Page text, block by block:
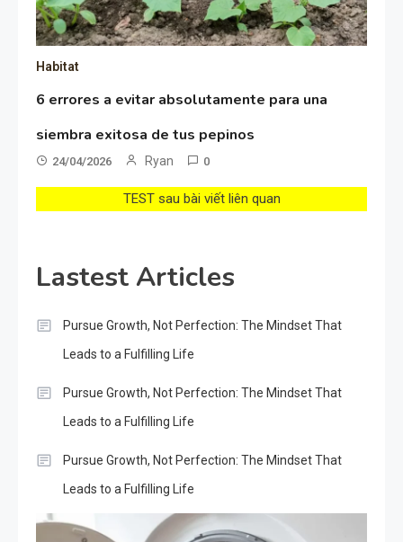
Habitat
6 errores a evitar absolutamente para una
siembra exitosa de tus pepinos
24/04/2026 Ryan 0
TEST sau bài viết liên quan
Lastest Articles
Pursue Growth, Not Perfection: The Mindset That
Leads to a Fulfilling Life
Pursue Growth, Not Perfection: The Mindset That
Leads to a Fulfilling Life
Pursue Growth, Not Perfection: The Mindset That
Leads to a Fulfilling Life